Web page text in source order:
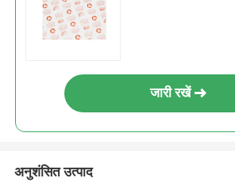
जारी रखें
अनुशंसित उत्पाद